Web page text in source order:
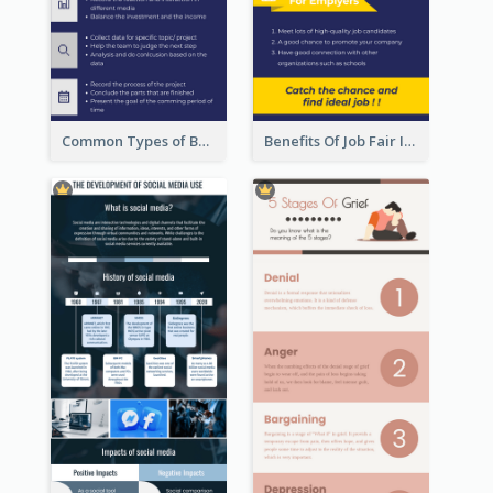
Common Types of Business Report Infographic Benefits Of Job Fair Infographic